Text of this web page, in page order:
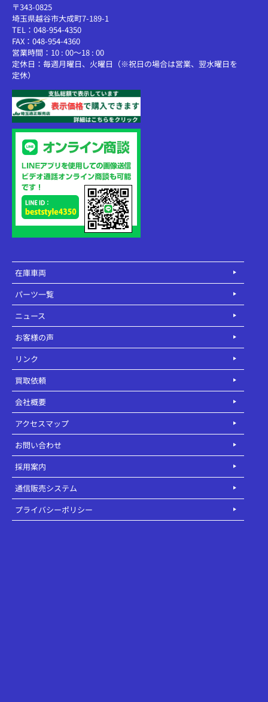
〒343-0825
埼玉県越谷市大成町7-189-1
TEL：048-954-4350
FAX：048-954-4360
営業時間：10 : 00～18 : 00
定休日：毎週月曜日、火曜日（※祝日の場合は営業、翌水曜日を
定休）
在庫車両
パーツ一覧
ニュース
お客様の声
リンク
買取依頼
会社概要
アクセスマップ
お問い合わせ
採用案内
通信販売システム
プライバシーポリシー